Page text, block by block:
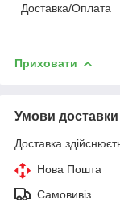
Доставка/Оплата
Приховати
Умови доставки
Доставка
Нова Пошта
Самовивіз